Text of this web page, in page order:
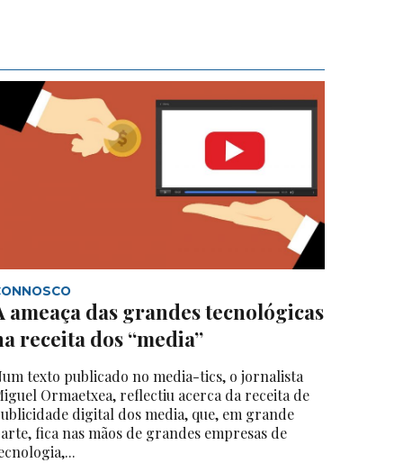
ameaça das grandes tecnológicas
receita dos “media”
texto publicado no media-tics, o jornalista
Ormaetxea, reflectiu acerca da receita de
digital dos media, que, em grande
fica nas mãos de grandes empresas de